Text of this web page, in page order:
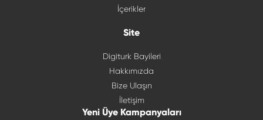
İçerikler
Site
Digiturk Bayileri
Hakkımızda
Bize Ulaşın
İletişim
Yeni Üye Kampanyaları